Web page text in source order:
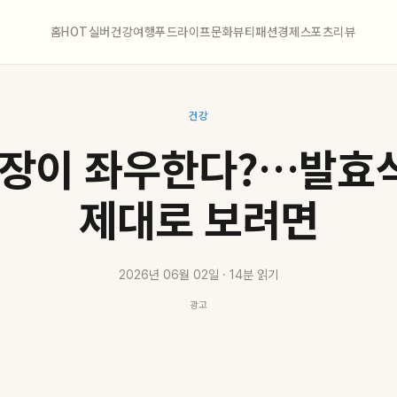
홈HOT실버건강여행푸드라이프문화뷰티패션경제스포츠리뷰
건강
이 좌우한다?…발효
제대로 보려면
2026년 06월 02일 · 14분 읽기
광고